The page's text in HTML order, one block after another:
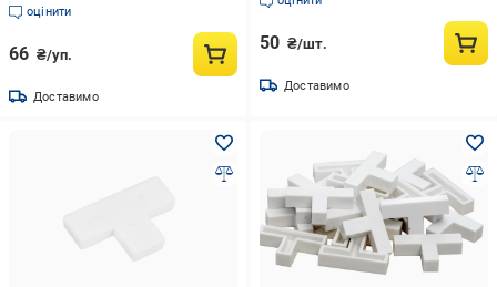
оцінити
66 ₴/уп.
Доставимо
50 ₴/шт.
Доставимо